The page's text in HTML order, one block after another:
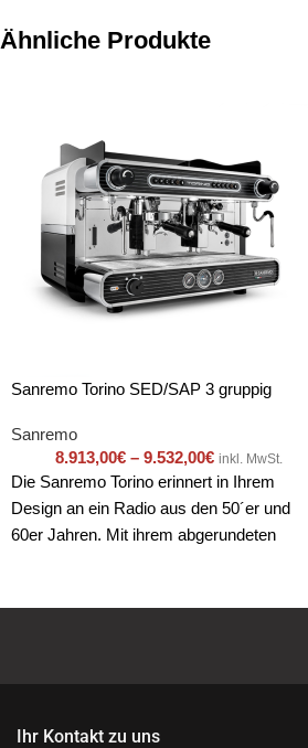
Ähnliche Produkte
Sanremo Torino SED/SAP 3 gruppig
Sanremo
8.913,00€ – 9.532,00€ inkl. MwSt.
Die Sanremo Torino erinnert in Ihrem
Design an ein Radio aus den 50´er und
60er Jahren. Mit ihrem abgerundeten
Hotelbars, Trendcafés und Restaurant im
Ihr Kontakt zu uns